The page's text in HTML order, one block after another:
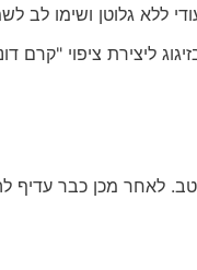
ללא גלוטן ושימו
ליצירת ציפוי
לאחר מכן כבר עדיף